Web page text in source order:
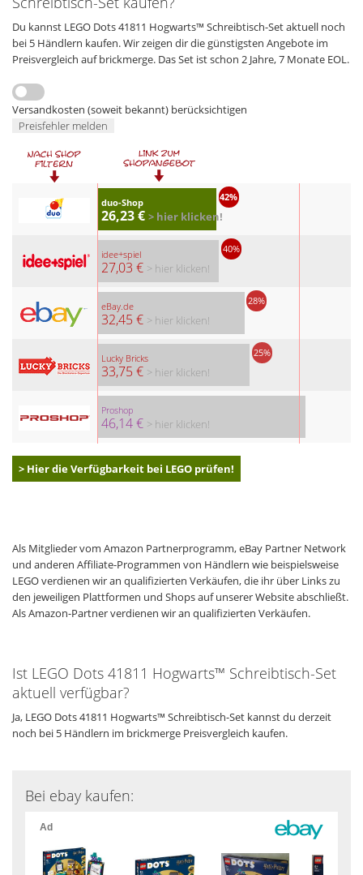
Du kannst LEGO Dots 41811 Hogwarts™ Schreibtisch-Set aktuell noch
bei 5 Händlern kaufen. Wir zeigen dir die günstigsten Angebote im
Preisvergleich auf brickmerge. Das Set ist schon 2 Jahre, 7 Monate EOL.
Versandkosten (soweit bekannt) berücksichtigen
Preisfehler melden
duo-Shop
26,23 €
42%
> hier klicken!
idee+spiel
27,03 €
40%
> hier klicken!
eBay.de
32,45 €
28%
> hier klicken!
Lucky Bricks
33,75 €
25%
> hier klicken!
Proshop
46,14 € > hier klicken!
> Hier die Verfügbarkeit bei LEGO prüfen!
Als Mitglieder vom Amazon Partnerprogramm, eBay Partner Network
und anderen Affiliate-Programmen von Händlern wie beispielsweise
LEGO verdienen wir an qualifizierten Verkäufen, die ihr über Links zu
den jeweiligen Plattformen und Shops auf unserer Website abschließt.
Als Amazon-Partner verdienen wir an qualifizierten Verkäufen.
Ist LEGO Dots 41811 Hogwarts™ Schreibtisch-Set
aktuell verfügbar?
Ja, LEGO Dots 41811 Hogwarts™ Schreibtisch-Set kannst du derzeit
noch bei 5 Händlern im brickmerge Preisvergleich kaufen.
Bei ebay kaufen: